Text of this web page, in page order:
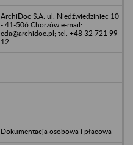
ArchiDoc S.A. ul. Niedźwiedziniec 10
- 41-506 Chorzów e-mail:
cda@archidoc.pl; tel. +48 32 721 99
12
Dokumentacja osobowa i płacowa